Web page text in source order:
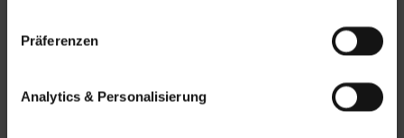
Präferenzen
Analytics & Personalisierung
Meer informatie